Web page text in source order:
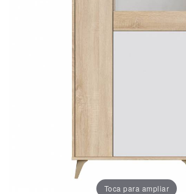
Toca para ampliar